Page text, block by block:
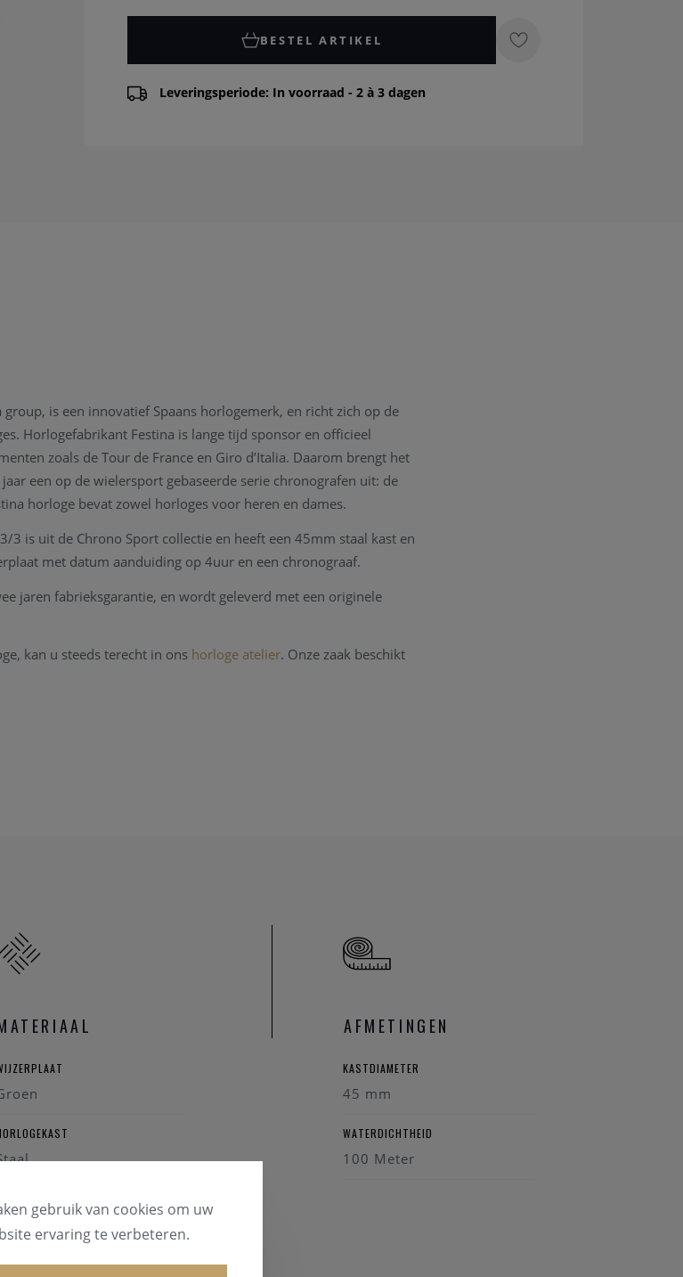
BESTEL ARTIKEL
Leveringsperiode: In voorraad - 2 à 3 dagen
is een innovatief Spaans horlogemerk, en richt zich op de
Horlogefabrikant Festina is lange tijd sponsor en officieel
zoals de Tour de France en Giro d’Italia. Daarom brengt het
een op de wielersport gebaseerde serie chronografen uit: de
horloge bevat zowel horloges voor heren en dames.
3 is uit de Chrono Sport collectie en heeft een 45mm staal kast en
met datum aanduiding op 4uur en een chronograaf.
jaren fabrieksgarantie, en wordt geleverd met een originele
kan u steeds terecht in ons horloge atelier. Onze zaak beschikt
Mineraalglas
AFMETINGEN
KASTDIAMETER
45 mm
WATERDICHTHEID
100 Meter
gebruik van cookies om uw
ervaring te verbeteren.